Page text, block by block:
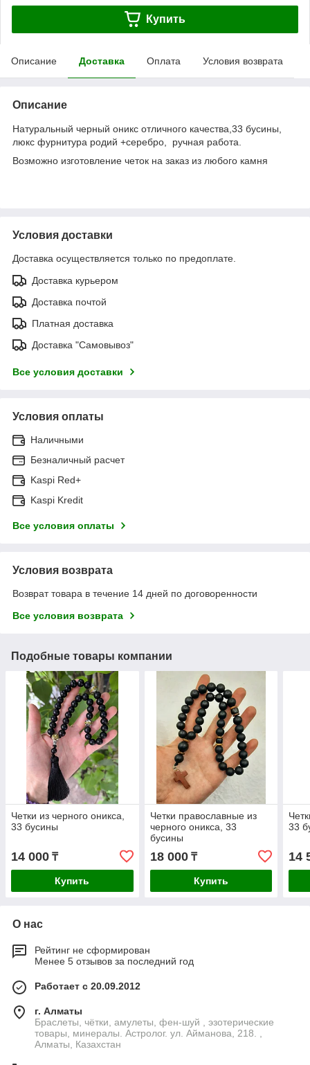
Купить
Описание Доставка Оплата Условия возврата
Описание
Натуральный черный оникс отличного качества,33 бусины,
люкс фурнитура родий +серебро, ручная работа.
Возможно изготовление четок на заказ из любого камня
Условия доставки
Доставка осуществляется только по предоплате.
Доставка курьером
Доставка почтой
Платная доставка
Доставка "Самовывоз"
Все условия доставки
Условия оплаты
Наличными
Безналичный расчет
Kaspi Red+
Kaspi Kredit
Все условия оплаты
Условия возврата
Возврат товара в течение 14 дней по договоренности
Все условия возврата
Подобные товары компании
Четки из черного оникса,
33 бусины
14 000 ₸
Купить
Четки православные из
черного оникса, 33
бусины
18 000₸
Купить
33
14
О нас
Рейтинг не сформирован
Менее 5 отзывов за последний год
Работает с 20.09.2012
г. Алматы
Браслеты, чётки, амулеты, фен-шуй , эзотерические
товары, минералы. Астролог. ул. Айманова, 218. ,
Алматы, Казахстан